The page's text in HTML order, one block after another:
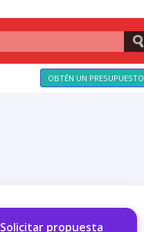
OBTÉN UN PRESUPUESTO
Solicitar propuesta